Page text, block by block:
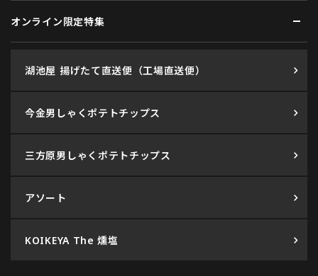
オンライン限定特集
湖池屋 揚げたて直送便（工場直送便）
今金男しゃくポテトチップス
三方原男しゃくポテトチップス
アソート
KOIKEYA The 燻塩